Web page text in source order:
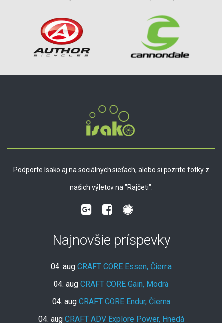
Podporte Isako aj na sociálnych sieťach, alebo si pozrite fotky z
našich výletov na "Rajčeti".
Najnovšie príspevky
04. aug CRAFT CORE Essen, Čierna
04. aug CRAFT CORE Gain, Modrá
04. aug CRAFT CORE Endur, Čierna
04. aug CRAFT ADV Explore Power, Hnedá